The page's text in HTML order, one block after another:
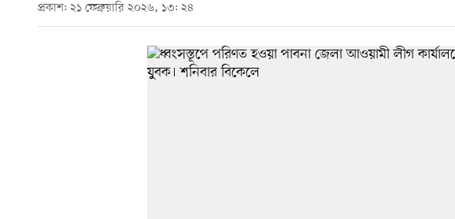
প্রকাশ: ২১ ফেব্রুয়ারি ২০২৬, ১৩: ২৪